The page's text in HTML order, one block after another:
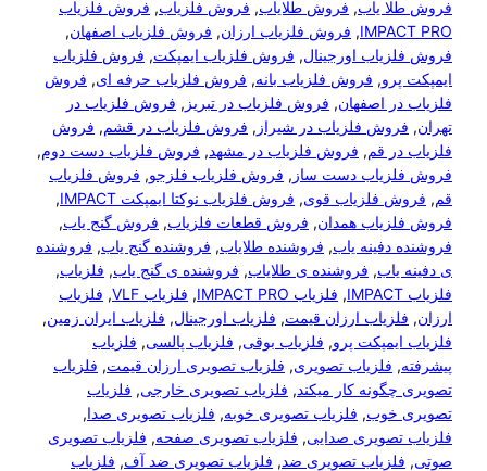
یاب, فروش طلایاب, فروش فلزیاب, فروش فلزیاب
, فروش فلزیاب ارزان , فروش فلزیاب اصفهان,
اورجینال, فروش فلزیاب ایمپکت, فروش فلزیاب
فروش فلزیاب بانه, فروش فلزیاب حرفه ای , فروش
اصفهان, فروش فلزیاب در تبریز, فروش فلزیاب در
فلزیاب در شیراز , فروش فلزیاب در قشم, فروش
, فروش فلزیاب در مشهد, فروش فلزیاب دست دوم,
دست ساز, فروش فلزیاب فلزجو , فروش فلزیاب
فلزیاب قوی , فروش فلزیاب نوکتا ایمپکت IMPACT
,
همدان , فروش قطعات فلزیاب, فروش گنج یاب,
یاب, فروشنده طلایاب , فروشنده گنج یاب, فروشنده
فروشنده ی طلایاب, فروشنده ی گنج یاب, فلزیاب,
, فلزیاب IMPACT PRO , فلزیاب VLF , فلزیاب
ارزان قیمت, فلزیاب اورجینال, فلزیاب ایران زمین,
پرو, فلزیاب بوقی , فلزیاب پالسی , فلزیاب
فلزیاب تصویری, فلزیاب تصویری ارزان قیمت, فلزیاب
کار میکند, فلزیاب تصویری خارجی, فلزیاب
, فلزیاب تصویری خوبه , فلزیاب تصویری صدا,
صدایی, فلزیاب تصویری صفحه, فلزیاب تصویری
تصویری ضد, فلزیاب تصویری ضد آف, فلزیاب